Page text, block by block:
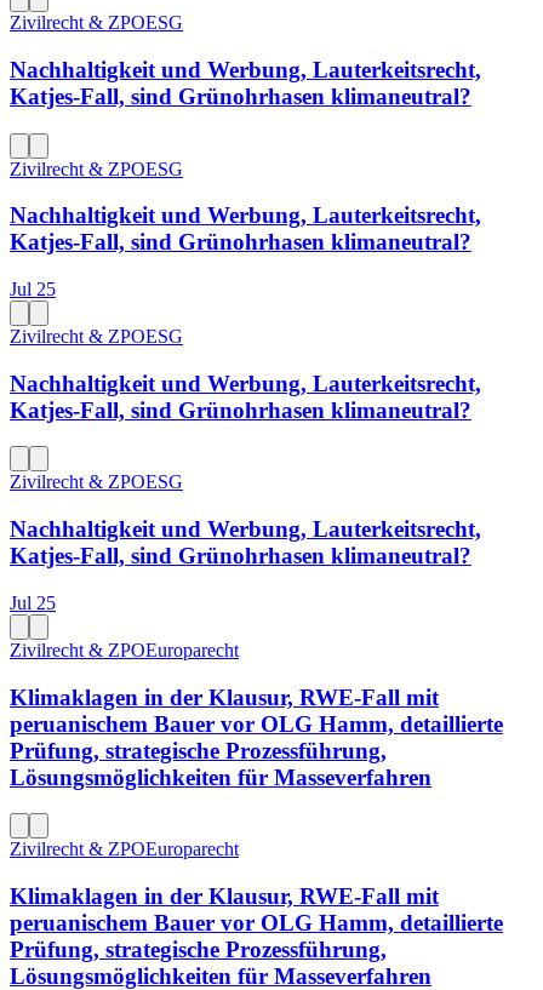
Zivilrecht & ZPOESG
Nachhaltigkeit und Werbung, Lauterkeitsrecht,
Katjes-Fall, sind Grünohrhasen klimaneutral?
Zivilrecht & ZPOESG
Nachhaltigkeit und Werbung, Lauterkeitsrecht,
Katjes-Fall, sind Grünohrhasen klimaneutral?
Jul 25
Zivilrecht & ZPOESG
Nachhaltigkeit und Werbung, Lauterkeitsrecht,
Katjes-Fall, sind Grünohrhasen klimaneutral?
Zivilrecht & ZPOESG
Nachhaltigkeit und Werbung, Lauterkeitsrecht,
Katjes-Fall, sind Grünohrhasen klimaneutral?
Jul 25
Zivilrecht & ZPOEuroparecht
Klimaklagen in der Klausur, RWE-Fall mit
peruanischem Bauer vor OLG Hamm, detaillierte
Prüfung, strategische Prozessführung,
Lösungsmöglichkeiten für Masseverfahren
Zivilrecht & ZPOEuroparecht
Klimaklagen in der Klausur, RWE-Fall mit
peruanischem Bauer vor OLG Hamm, detaillierte
Prüfung, strategische Prozessführung,
Lösungsmöglichkeiten für Masseverfahren